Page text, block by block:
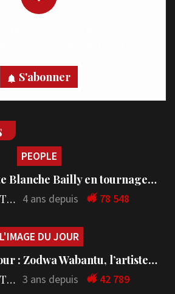
S'abonner
PEOPLE
Blanche Bailly en tournage…
LA REDACTION 4 ans depuis 78 548
L'IMAGE DU JOUR
: Zodwa Wabantu, l’artiste…
LA REDACTION 3 ans depuis 42 789